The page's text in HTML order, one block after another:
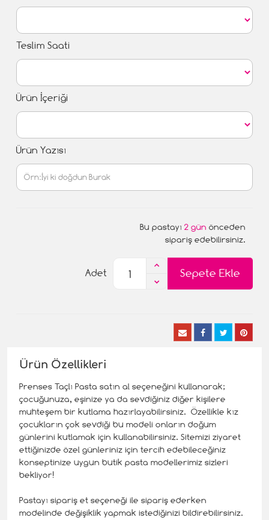
Teslim Saati
Ürün İçeriği
Ürün Yazısı
Bu pastayı 2 gün önceden
sipariş edebilirsiniz.
Sepete Ekle
Adet
Ürün Özellikleri
Prenses Taçlı Pasta satın al seçeneğini kullanarak;
çocuğunuza, eşinize ya da sevdiğiniz diğer kişilere
muhteşem bir kutlama hazırlayabilirsiniz. Özellikle kız
çocukların çok sevdiği bu modeli onların doğum
günlerini kutlamak için kullanabilirsiniz. Sitemizi ziyaret
ettiğinizde özel günleriniz için tercih edebileceğiniz
konseptinize uygun butik pasta modellerimiz sizleri
bekliyor!
Pastayı sipariş et seçeneği ile sipariş ederken
modelinde değişiklik yapmak istediğinizi bildirebilirsiniz.